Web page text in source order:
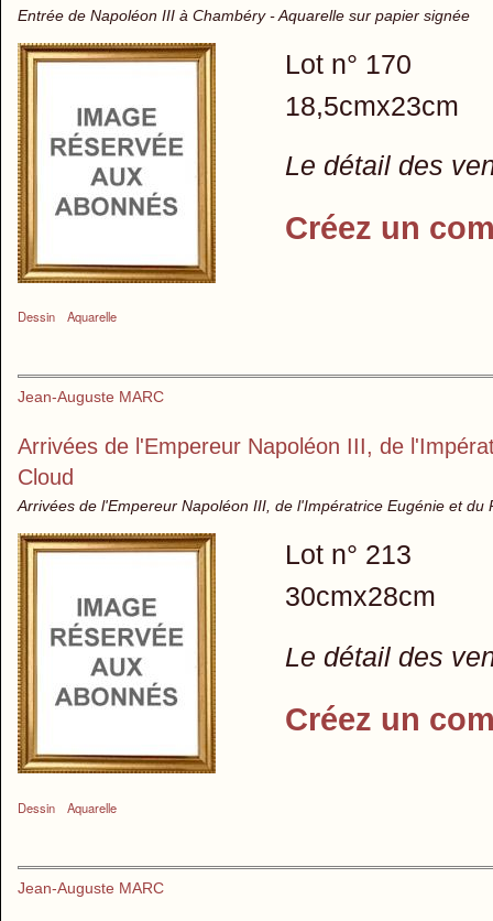
Entrée de Napoléon III à Chambéry - Aquarelle sur papier signée
Dessin Aquarelle
Lot n° 170
18,5cmx23cm
Le détail des
Créez un
Jean-Auguste MARC
Arrivées de l'Empereur Napoléon III, de
Cloud
Arrivées de l'Empereur Napoléon III, de l'Impératrice Eugénie et
Dessin Aquarelle
Lot n° 213
30cmx28cm
Le détail des
Créez un
Jean-Auguste MARC